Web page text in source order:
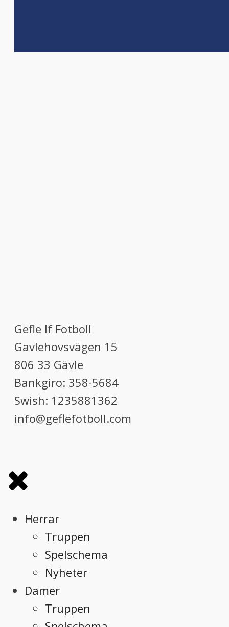
Gefle If Fotboll
Gavlehovsvägen 15
806 33 Gävle
Bankgiro: 358-5684
Swish: 1235881362
info@geflefotboll.com
Herrar
Truppen
Spelschema
Nyheter
Damer
Truppen